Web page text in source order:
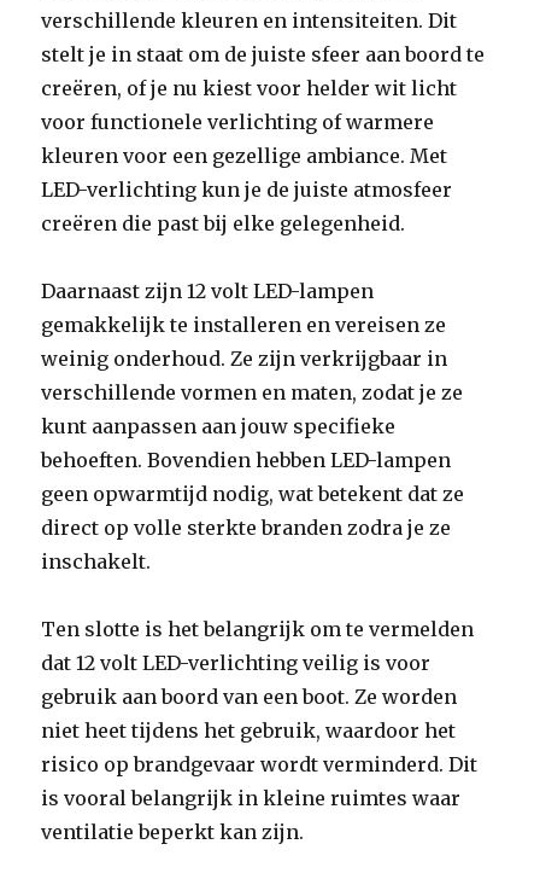
verschillende kleuren en intensiteiten. Dit
stelt je in staat om de juiste sfeer aan boord te
creëren, of je nu kiest voor helder wit licht
voor functionele verlichting of warmere
kleuren voor een gezellige ambiance. Met
LED-verlichting kun je de juiste atmosfeer
creëren die past bij elke gelegenheid.
Daarnaast zijn 12 volt LED-lampen
gemakkelijk te installeren en vereisen ze
weinig onderhoud. Ze zijn verkrijgbaar in
verschillende vormen en maten, zodat je ze
kunt aanpassen aan jouw specifieke
behoeften. Bovendien hebben LED-lampen
geen opwarmtijd nodig, wat betekent dat ze
direct op volle sterkte branden zodra je ze
inschakelt.
Ten slotte is het belangrijk om te vermelden
dat 12 volt LED-verlichting veilig is voor
gebruik aan boord van een boot. Ze worden
niet heet tijdens het gebruik, waardoor het
risico op brandgevaar wordt verminderd. Dit
is vooral belangrijk in kleine ruimtes waar
ventilatie beperkt kan zijn.